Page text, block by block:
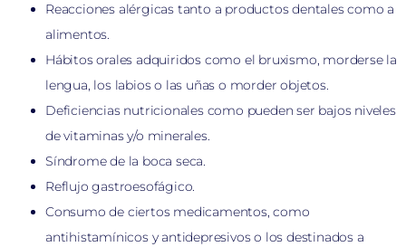
Reacciones alérgicas tanto a productos dentales como a
alimentos.
Hábitos orales adquiridos como el bruxismo, morderse la
lengua, los labios o las uñas o morder objetos.
Deficiencias nutricionales como pueden ser bajos niveles
de vitaminas y/o minerales.
Síndrome de la boca seca.
Reflujo gastroesofágico.
Consumo de ciertos medicamentos, como
antihistamínicos y antidepresivos o los destinados a